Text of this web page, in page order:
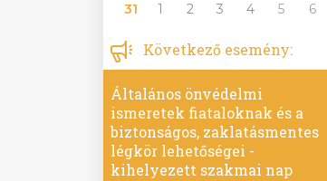
31
1 2 3 4 5 6
Következő esemény:
Általános önvédelmi
ismeretek fiataloknak és a
biztonságos, zaklatásmentes
légkör lehetőségei -
kihelyezett szakmai nap